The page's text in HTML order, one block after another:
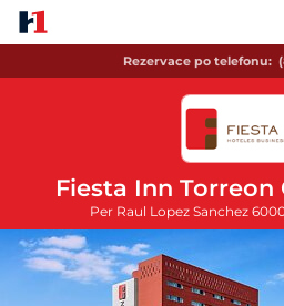
Rezervace po telefonu:
Fiesta Inn Torreon
Per Raul Lopez Sanchez